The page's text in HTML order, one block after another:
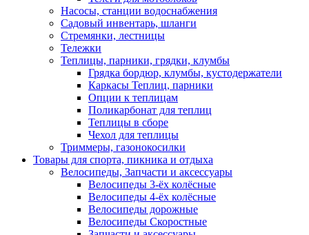
Насосы, станции водоснабжения
Садовый инвентарь, шланги
Стремянки, лестницы
Тележки
Теплицы, парники, грядки, клумбы
Грядка бордюр, клумбы, кустодержатели
Каркасы Теплиц, парники
Опции к теплицам
Поликарбонат для теплиц
Теплицы в сборе
Чехол для теплицы
Триммеры, газонокосилки
Товары для спорта, пикника и отдыха
Велосипеды, Запчасти и аксессуары
Велосипеды 3-ёх колёсные
Велосипеды 4-ёх колёсные
Велосипеды дорожные
Велосипеды Скоростные